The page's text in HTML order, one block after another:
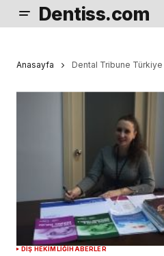
Dentiss.com
Anasayfa Dental Tribune Türkiye
DIŞ HEKIMLIĞIHABERLER